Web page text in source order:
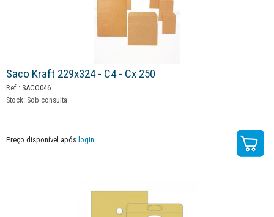
Saco Kraft 229x324 - C4 - Cx 250
Ref.: SACO046
Stock: Sob consulta
Preço disponível após login